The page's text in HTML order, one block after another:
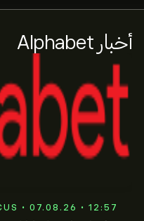
أخبار Alphabet
• 07.08.26 • 12:57